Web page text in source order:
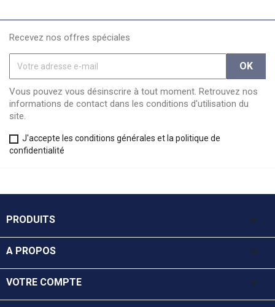
Recevez nos offres spéciales
Vous pouvez vous désinscrire à tout moment. Retrouvez nos
informations de contact dans les conditions d'utilisation du
site.
J'accepte les conditions générales et la politique de
confidentialité
PRODUITS 
A PROPOS 
VOTRE COMPTE 